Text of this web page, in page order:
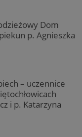
Dom
p. Agnieszka
– uczennice
i p. Katarzyna